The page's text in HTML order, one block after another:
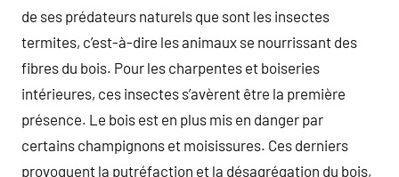
de ses prédateurs naturels que sont les insectes
termites, c’est-à-dire les animaux se nourrissant des
fibres du bois. Pour les charpentes et boiseries
intérieures, ces insectes s’avèrent être la première
présence. Le bois est en plus mis en danger par
certains champignons et moisissures. Ces derniers
provoquent la putréfaction et la désagrégation du bois,